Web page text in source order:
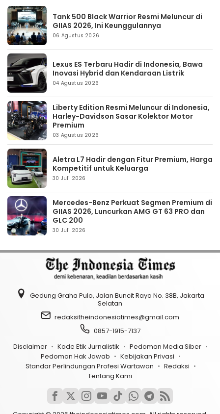
Tank 500 Black Warrior Resmi Meluncur di
GIIAS 2026, Ini Keunggulannya
06 Agustus 2026
Lexus ES Terbaru Hadir di Indonesia, Bawa
Inovasi Hybrid dan Kendaraan Listrik
04 Agustus 2026
Liberty Edition Resmi Meluncur di Indonesia,
Harley-Davidson Sasar Kolektor Motor
Premium
03 Agustus 2026
Aletra L7 Hadir dengan Fitur Premium, Harga
Kompetitif untuk Keluarga
30 Juli 2026
Mercedes-Benz Perkuat Segmen Premium di
GIIAS 2026, Luncurkan AMG GT 63 PRO dan
GLC 200
30 Juli 2026
Gedung Graha Pulo, Jalan Buncit Raya No. 38B, Jakarta
Selatan
redaksitheindonesiatimes@gmail.com
0857-1915-7137
Disclaimer
Kode Etik Jurnalistik
Pedoman Media Siber
Pedoman Hak Jawab
Kebijakan Privasi
Standar Perlindungan Profesi Wartawan
Redaksi
Tentang Kami